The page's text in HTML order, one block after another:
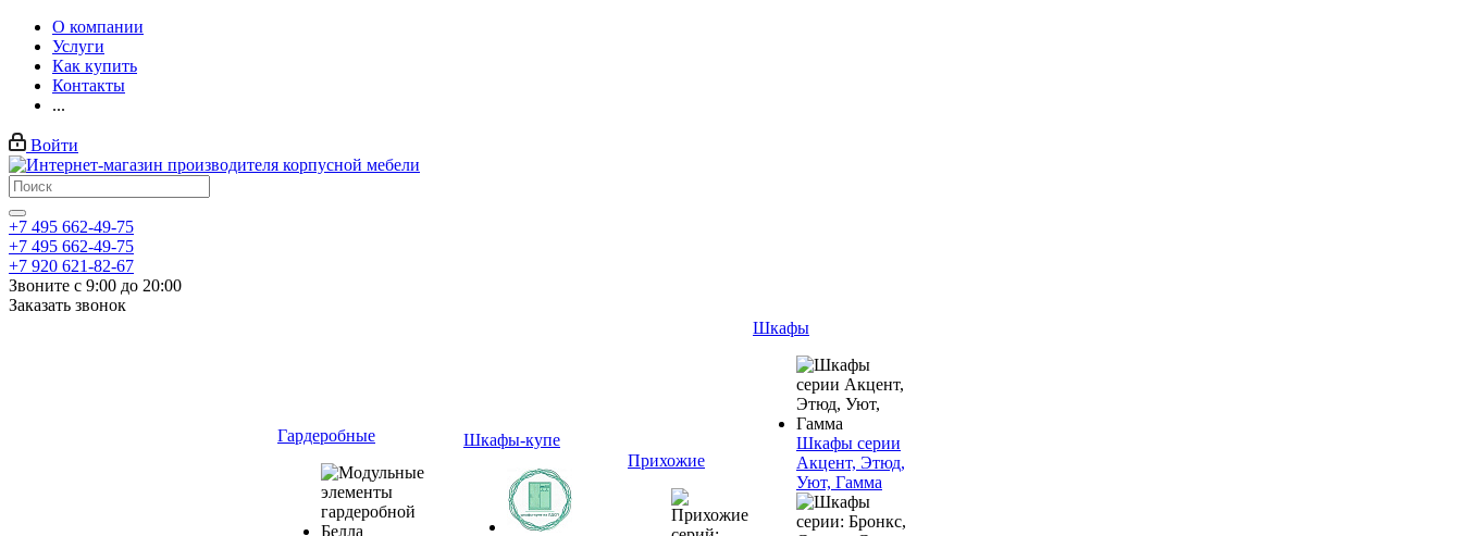
О компании
Услуги
Как купить
Контакты
...
Войти
+7 495 662-49-75
+7 495 662-49-75
+7 920 621-82-67
Звоните с 9:00 до 20:00
Заказать звонок
Гардеробные Шкафы-купе
Прихожие
Шкафы
Шкафы серии
Акцент, Этюд,
Уют, Гамма